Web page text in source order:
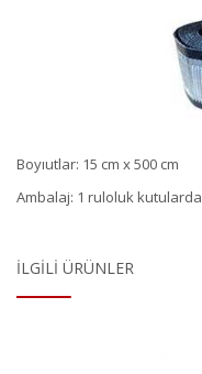
Boyıutlar: 15 cm x 500 cm
Ambalaj: 1 ruloluk kutularda
İLGILI ÜRÜNLER